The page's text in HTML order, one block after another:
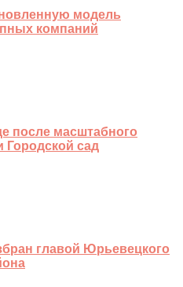
модель
компаний
после масштабного
Городской сад
главой Юрьевецкого